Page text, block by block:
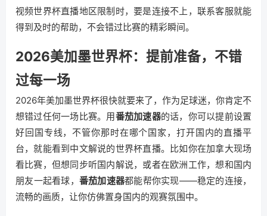
视频世界杯直播地区限制时，要是连接不上，联系客服就能
得到及时的帮助，不会错过比赛的精彩瞬间。
2026美加墨世界杯：提前准备，不错
过每一场
2026年美加墨世界杯很快就要来了，作为足球迷，你肯定不
想错过任何一场比赛。用番茄加速器的话，你可以提前设置
好回国专线，不管你那时在哪个国家，打开国内的直播平
台，就能看到中文解说的世界杯直播。比如你在加拿大现场
看比赛，但想同步听国内解说，或者在欧洲工作，想和国内
朋友一起看球， 番茄加速器都能帮你实现——稳定的连接，
流畅的画质，让你仿佛置身国内的观赛氛围中。